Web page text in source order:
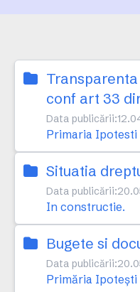
conf art 33
Data publicării:
Primaria Ipotesti
Situatia
Data publicării:
In constructie.
Bugete si
Data publicării:
Primăria Ipotești